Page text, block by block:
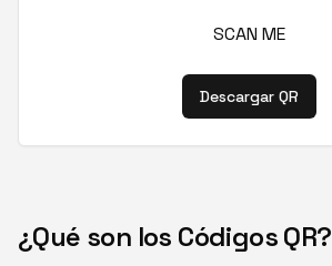
SCAN ME
Descargar QR
¿Qué son los Códigos QR?